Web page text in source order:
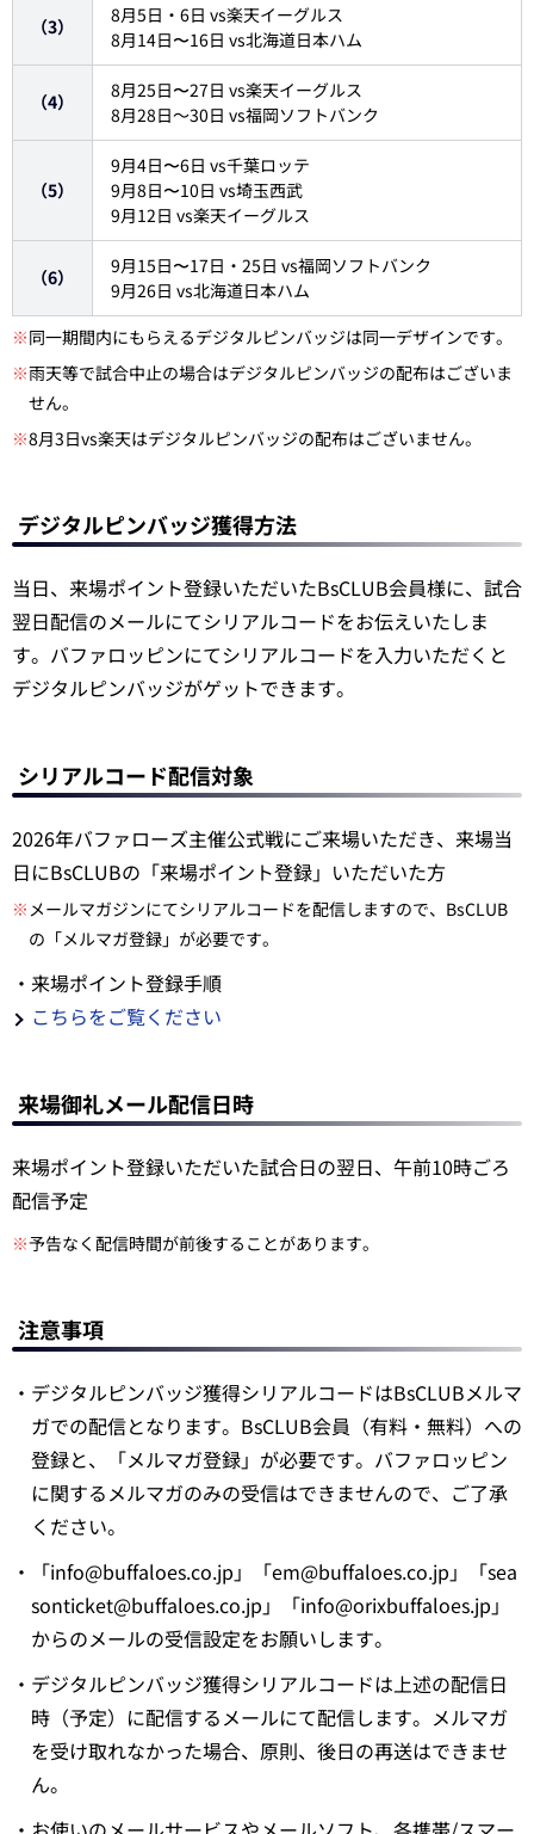
（3）
8月5日・6日 vs楽天イーグルス
8月14日〜16日 vs北海道日本ハム
（4）
8月25日〜27日 vs楽天イーグルス
8月28日～30日 vs福岡ソフトバンク
（5）
9月4日〜6日 vs千葉ロッテ
9月8日〜10日 vs埼玉西武
9月12日 vs楽天イーグルス
（6）
9月15日〜17日・25日 vs福岡ソフトバンク
9月26日 vs北海道日本ハム
※同一期間内にもらえるデジタルピンバッジは同一デザインです。
※雨天等で試合中止の場合はデジタルピンバッジの配布はございま
せん。
※8月3日vs楽天はデジタルピンバッジの配布はございません。
デジタルピンバッジ獲得方法
当日、来場ポイント登録いただいたBsCLUB会員様に、試合
翌日配信のメールにてシリアルコードをお伝えいたしま
す。バファロッピンにてシリアルコードを入力いただくと
デジタルピンバッジがゲットできます。
シリアルコード配信対象
2026年バファローズ主催公式戦にご来場いただき、来場当
日にBsCLUBの「来場ポイント登録」いただいた方
※ メールマガジンにてシリアルコードを配信しますので、BsCLUB
の「メルマガ登録」が必要です。
・来場ポイント登録手順
こちらをご覧ください
来場御礼メール配信日時
来場ポイント登録いただいた試合日の翌日、午前10時ごろ
配信予定
※予告なく配信時間が前後することがあります。
注意事項
・デジタルピンバッジ獲得シリアルコードはBsCLUBメルマ
ガでの配信となります。BsCLUB会員（有料・無料）への
登録と、「メルマガ登録」が必要です。バファロッピン
に関するメルマガのみの受信はできませんので、ご了承
ください。
・「info@buffaloes.co.jp」「em@buffaloes.co.jp」「sea
sonticket@buffaloes.co.jp」「info@orixbuffaloes.jp」
からのメールの受信設定をお願いします。
・デジタルピンバッジ獲得シリアルコードは上述の配信日
時（予定）に配信するメールにて配信します。メルマガ
を受け取れなかった場合、原則、後日の再送はできませ
ん。